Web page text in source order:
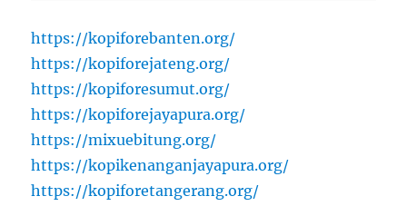
https://kopiforebanten.org/
https://kopiforejateng.org/
https://kopiforesumut.org/
https://kopiforejayapura.org/
https://mixuebitung.org/
https://kopikenanganjayapura.org/
https://kopiforetangerang.org/